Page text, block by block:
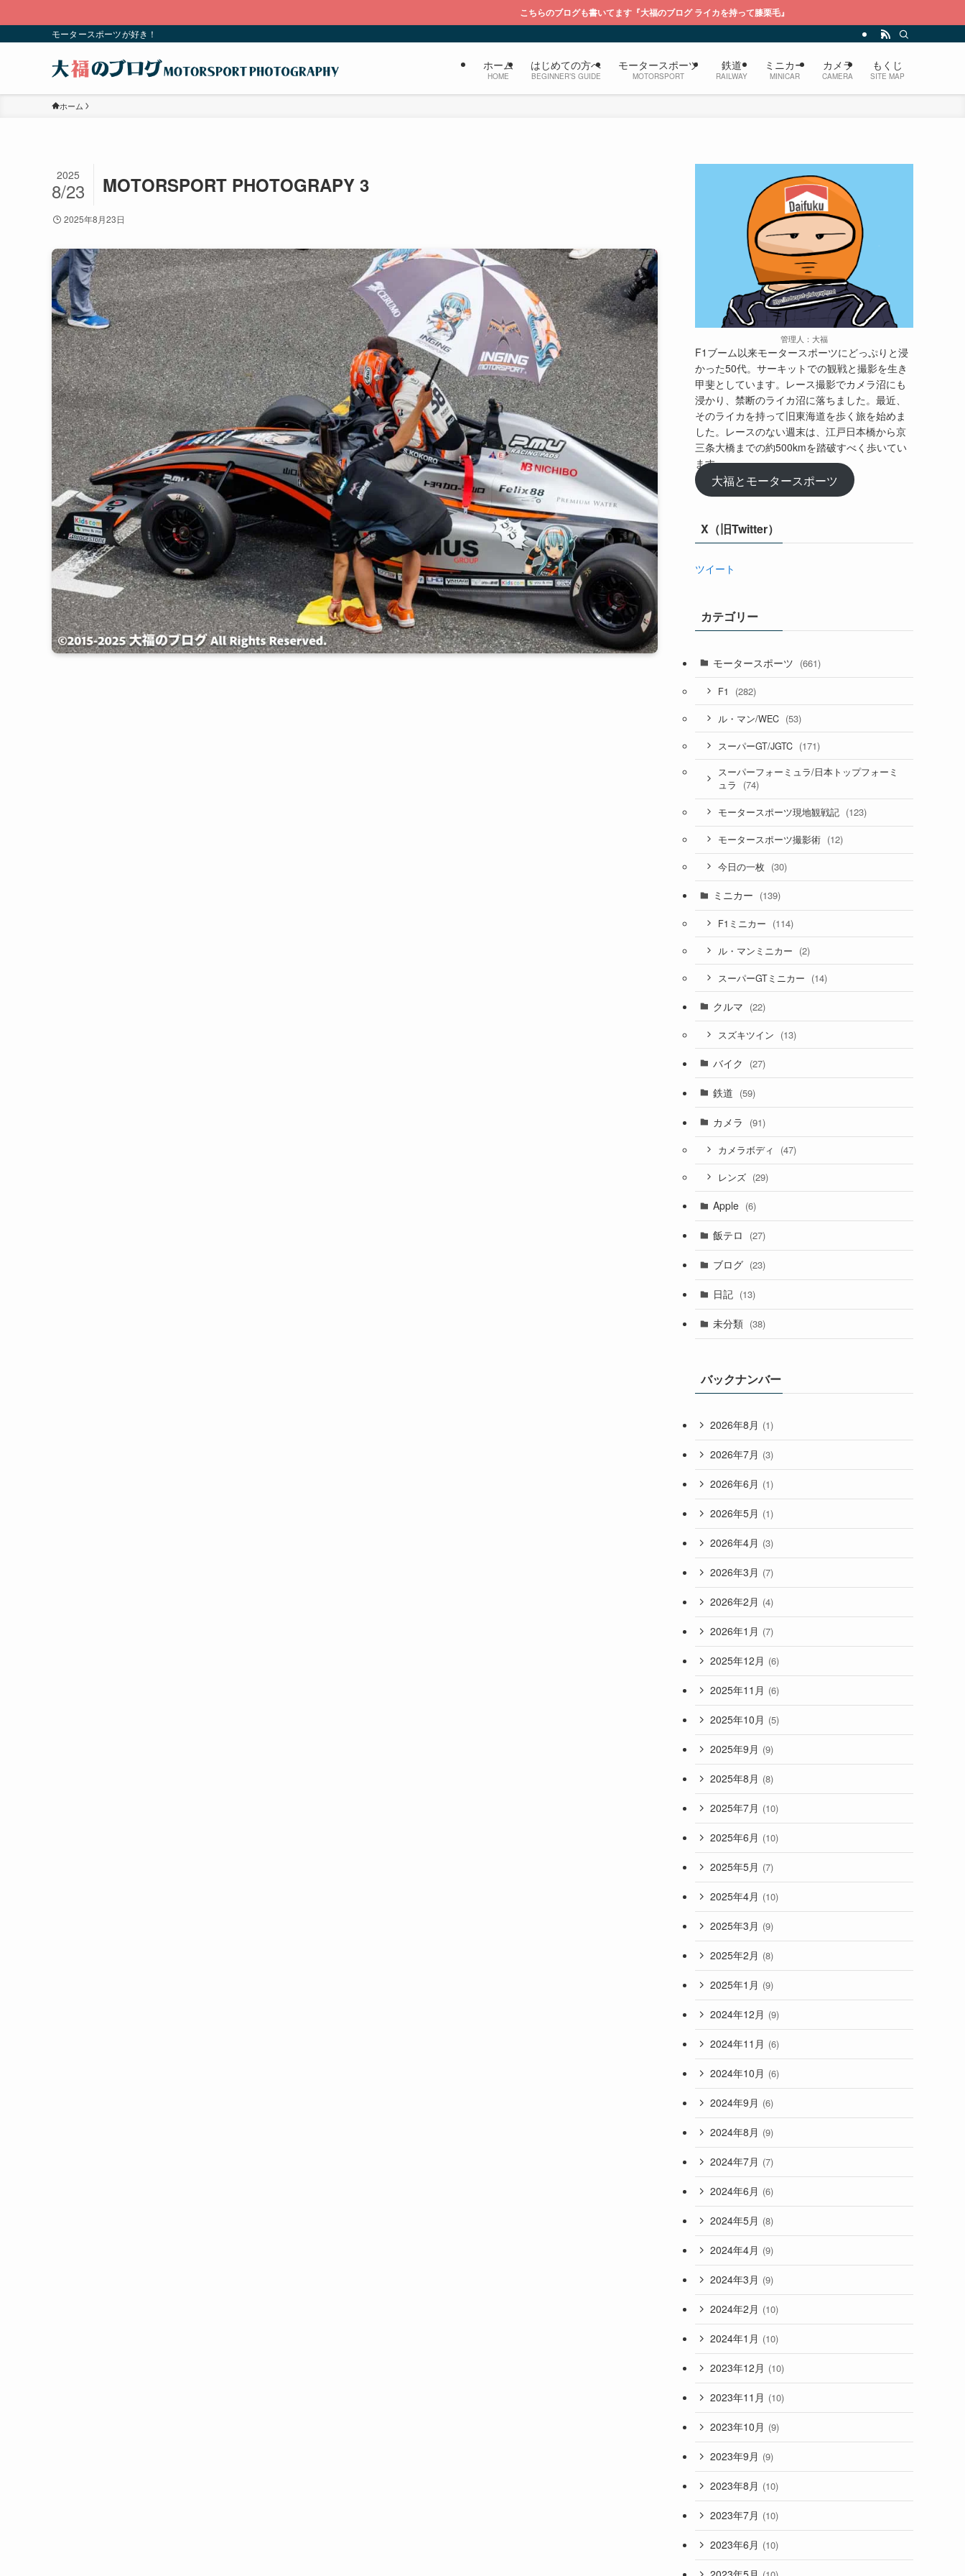
こちらのブログも書いてます『大福のブログ ライカを持って膝栗毛』
モータースポーツが好き！
ホーム
HOME
はじめての方へ
BEGINNER’S GUIDE
モータースポーツ
MOTORSPORT
鉄道
RAILWAY
ミニカー
MINICAR
カメラ
CAMERA
もくじ
SITE MAP
ホーム
MOTORSPORT PHOTOGRAPY 3
2025
8/23
2025年8月23日
管理人：大福
F1ブーム以来モータースポーツにどっぷりと浸
かった50代。サーキットでの観戦と撮影を生き
甲斐としています。レース撮影でカメラ沼にも
浸かり、禁断のライカ沼に落ちました。最近、
そのライカを持って旧東海道を歩く旅を始めま
した。レースのない週末は、江戸日本橋から京
三条大橋までの約500kmを踏破すべく歩いてい
ます。
大福とモータースポーツ
X（旧Twitter）
ツイート
カテゴリー
モータースポーツ (661)
F1 (282)
ル・マン/WEC (53)
スーパーGT/JGTC (171)
スーパーフォーミュラ/日本トップフォーミ
ュラ
(74)
モータースポーツ現地観戦記 (123)
モータースポーツ撮影術 (12)
今日の一枚 (30)
ミニカー (139)
F1ミニカー (114)
ル・マンミニカー (2)
スーパーGTミニカー (14)
クルマ (22)
スズキツイン (13)
バイク (27)
鉄道 (59)
カメラ (91)
カメラボディ (47)
レンズ (29)
Apple (6)
飯テロ (27)
ブログ (23)
日記 (13)
未分類 (38)
バックナンバー
2026年8月 (1)
2026年7月 (3)
2026年6月 (1)
2026年5月 (1)
2026年4月 (3)
2026年3月 (7)
2026年2月 (4)
2026年1月 (7)
2025年12月 (6)
2025年11月 (6)
2025年10月 (5)
2025年9月 (9)
2025年8月 (8)
2025年7月 (10)
2025年6月 (10)
2025年5月 (7)
2025年4月 (10)
2025年3月 (9)
2025年2月 (8)
2025年1月 (9)
2024年12月 (9)
2024年11月 (6)
2024年10月 (6)
2024年9月 (6)
2024年8月 (9)
2024年7月 (7)
2024年6月 (6)
2024年5月 (8)
2024年4月 (9)
2024年3月 (9)
2024年2月 (10)
2024年1月 (10)
2023年12月 (10)
2023年11月 (10)
2023年10月 (9)
2023年9月 (9)
2023年8月 (10)
2023年7月 (10)
2023年6月 (10)